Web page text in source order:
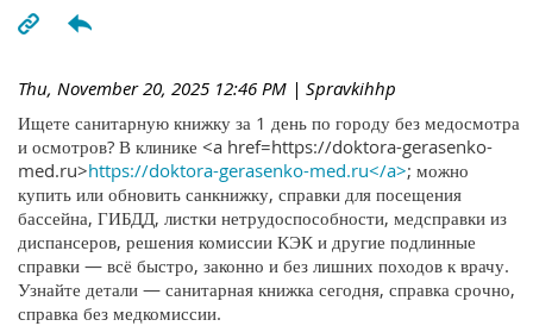
Thu, November 20, 2025 12:46 PM | Spravkihhp
Ищете санитарную книжку за 1 день по городу без медосмотра
и осмотров? В клинике <a href=https://doktora-gerasenko-
med.ru>https://doktora-gerasenko-med.ru</a>; можно
купить или обновить санкнижку, справки для посещения
бассейна, ГИБДД, листки нетрудоспособности, медсправки из
диспансеров, решения комиссии КЭК и другие подлинные
справки — всё быстро, законно и без лишних походов к врачу.
Узнайте детали — санитарная книжка сегодня, справка срочно,
справка без медкомиссии.